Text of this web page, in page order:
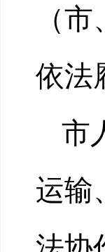
（
依法
市
运输